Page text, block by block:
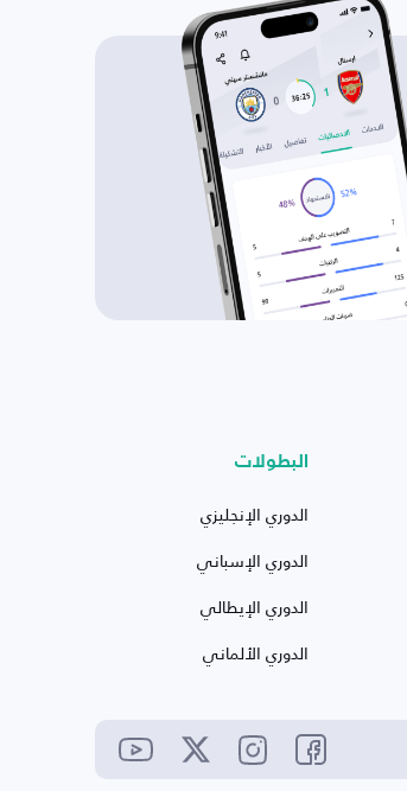
البطولات
الدوري الإنجليزي
الدوري الإسباني
الدوري الإيطالي
الدوري الألماني